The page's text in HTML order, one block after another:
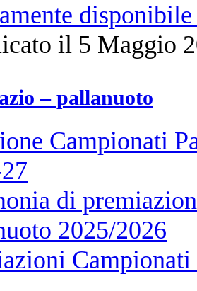
il 5 Maggio
– pallanuoto
Campionati
di
2025/2026